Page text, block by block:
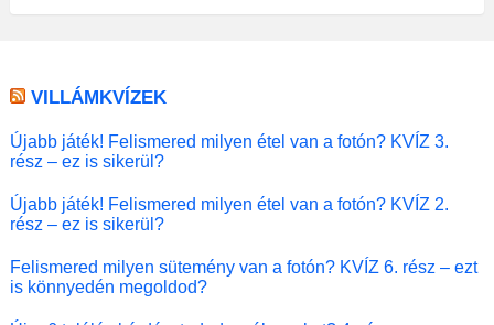
VILLÁMKVÍZEK
Újabb játék! Felismered milyen étel van a fotón? KVÍZ 3.
rész – ez is sikerül?
Újabb játék! Felismered milyen étel van a fotón? KVÍZ 2.
rész – ez is sikerül?
Felismered milyen sütemény van a fotón? KVÍZ 6. rész – ezt
is könnyedén megoldod?